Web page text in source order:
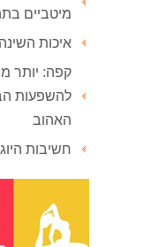
מיטביים
איכות
קפה: יותר
להשפעות
האהוב
חשיבות